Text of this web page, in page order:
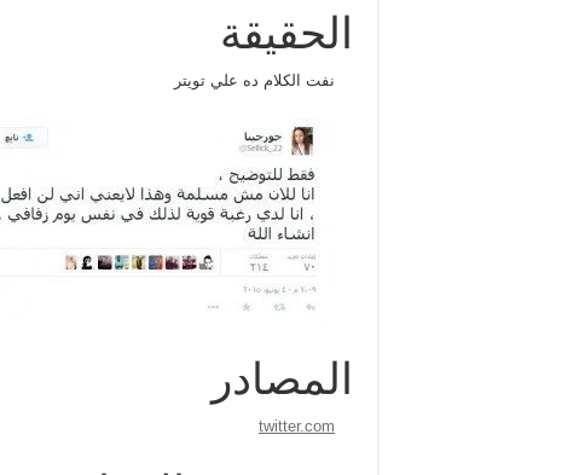
الحقيقة
نفت الكلام ده علي تويتر
المصادر
twitter.com